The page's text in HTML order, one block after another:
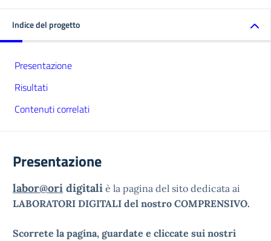
Indice del progetto
Presentazione
Risultati
Contenuti correlati
Presentazione
labor@ori digitali è la pagina del sito dedicata ai
LABORATORI DIGITALI del nostro COMPRENSIVO.
Scorrete la pagina, guardate e cliccate sui nostri